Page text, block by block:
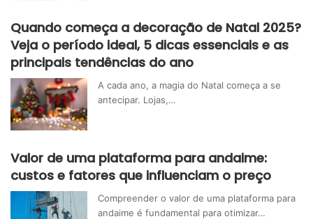
Quando começa a decoração de Natal 2025?
Veja o período ideal, 5 dicas essenciais e as
principais tendências do ano
A cada ano, a magia do Natal começa a se
antecipar. Lojas,…
Valor de uma plataforma para andaime:
custos e fatores que influenciam o preço
Compreender o valor de uma plataforma para
andaime é fundamental para otimizar…